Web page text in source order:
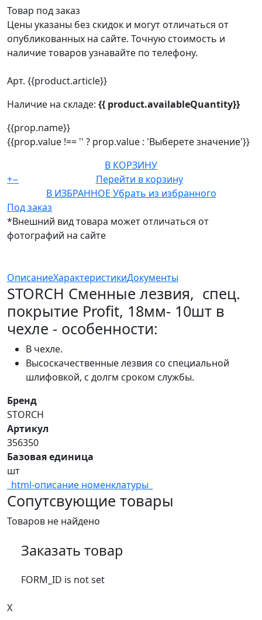
Товар под заказ
Цены указаны без скидок и могут отличаться от
опубликованных на сайте. Точную стоимость и
наличие товаров узнавайте по телефону.
Арт. {{product.article}}
Наличие на складе: {{ product.availableQuantity}}
{{prop.name}}
{{prop.value !== '' ? prop.value : 'Выберете значение'}}
В КОРЗИНУ
+−
Перейти в корзину
В ИЗБРАННОЕ Убрать из избранного
Под заказ
*Внешний вид товара может отличаться от
фотографий на сайте
ОписаниеХарактеристикиДокументы
STORCH Сменные лезвия, спец.
покрытие Profit, 18мм- 10шт в
чехле - особенности:
В чехле.
Высоскачественные лезвия со специальной
шлифовкой, с долгм сроком службы.
Бренд
STORCH
Артикул
356350
Базовая единица
шт
_html-описание номенклатуры_
Сопутсвующие товары
Товаров не найдено
Заказать товар
FORM_ID is not set
X